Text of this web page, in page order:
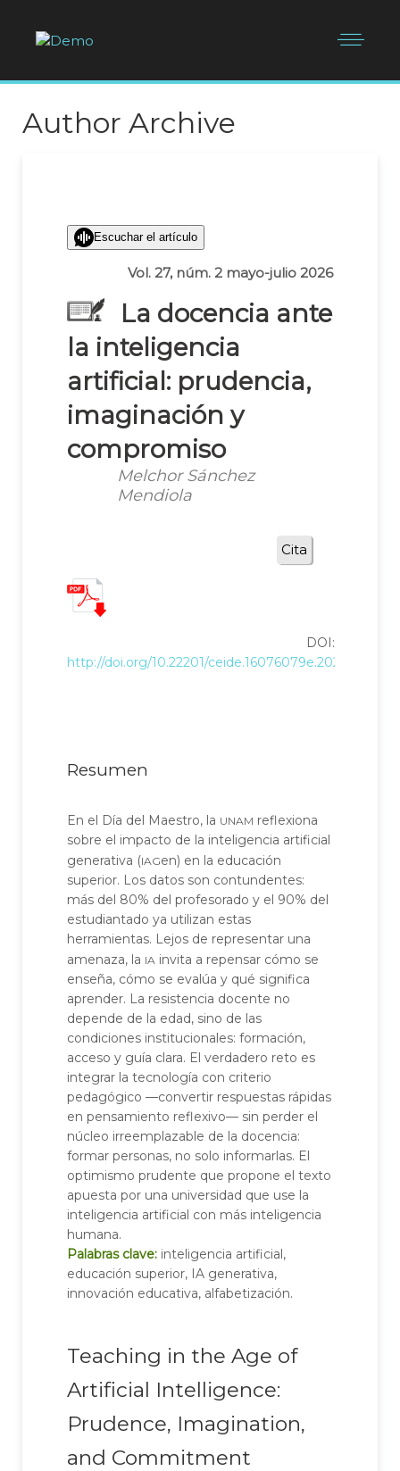
Author Archive
Escuchar el artículo
Vol. 27, núm. 2 mayo-julio 2026
La docencia ante
la inteligencia
artificial: prudencia,
imaginación y
compromiso
Melchor Sánchez
Mendiola
Cita
DOI:
http://doi.org/10.22201/ceide.16076079e.2026.27.2.16
Resumen
En el Día del Maestro, la unam reflexiona
sobre el impacto de la inteligencia artificial
generativa (iagen) en la educación
superior. Los datos son contundentes:
más del 80% del profesorado y el 90% del
estudiantado ya utilizan estas
herramientas. Lejos de representar una
amenaza, la ia invita a repensar cómo se
enseña, cómo se evalúa y qué significa
aprender. La resistencia docente no
depende de la edad, sino de las
condiciones institucionales: formación,
acceso y guía clara. El verdadero reto es
integrar la tecnología con criterio
pedagógico —convertir respuestas rápidas
en pensamiento reflexivo— sin perder el
núcleo irreemplazable de la docencia:
formar personas, no solo informarlas. El
optimismo prudente que propone el texto
apuesta por una universidad que use la
inteligencia artificial con más inteligencia
humana.
Palabras clave: inteligencia artificial,
educación superior, IA generativa,
innovación educativa, alfabetización.
Teaching in the Age of
Artificial Intelligence:
Prudence, Imagination,
and Commitment